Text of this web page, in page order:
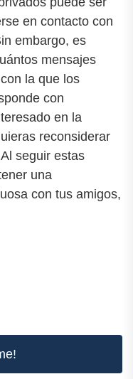
en contacto con
embargo, es
mensajes
la que los
con
en la
reconsiderar
seguir estas
una
con tus amigos,